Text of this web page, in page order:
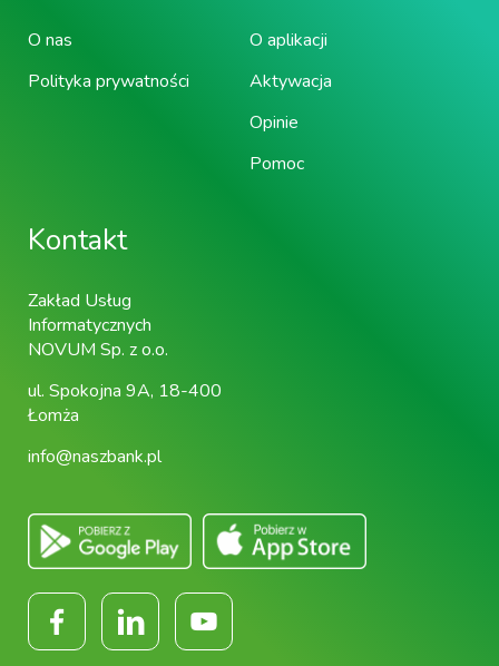
O nas
Polityka prywatności
O aplikacji
Aktywacja
Opinie
Pomoc
Kontakt
Zakład Usług
Informatycznych
NOVUM Sp. z o.o.
ul. Spokojna 9A, 18-400
Łomża
info@naszbank.pl